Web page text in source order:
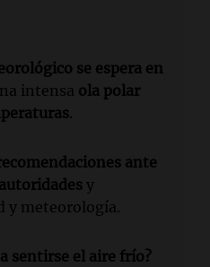
se espera en
intensa ola polar
.
ante
autoridades y
y meteorología.
sentirse el aire frío?